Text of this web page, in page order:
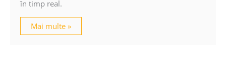
în timp real.
Mai multe »